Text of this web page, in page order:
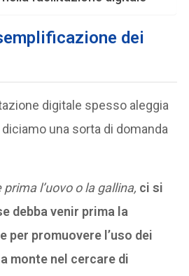
dei
digitale spesso aleggia
diciamo una sorta di domanda
prima l’uovo o la gallina, ci si
debba venir prima la
promuovere l’uso dei
monte nel cercare di